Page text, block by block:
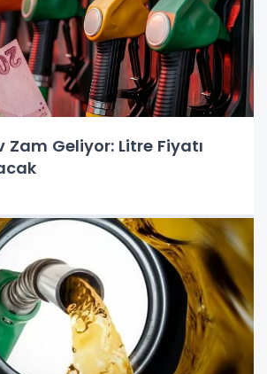
Zam Geliyor: Litre Fiyatı